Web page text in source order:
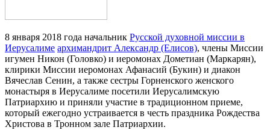
8 января 2018 года начальник Русской духовной миссии в
Иерусалиме архимандрит Александр (Елисов), члены Миссии
игумен Никон (Головко) и иеромонах Дометиан (Маркарян),
клирики Миссии иеромонах Афанасий (Букин) и диакон
Вячеслав Сенин, а также сестры Горненского женского
монастыря в Иерусалиме посетили Иерусалимскую
Патриархию и приняли участие в традиционном приеме,
который ежегодно устраивается в честь праздника Рождества
Христова в Тронном зале Патриархии.